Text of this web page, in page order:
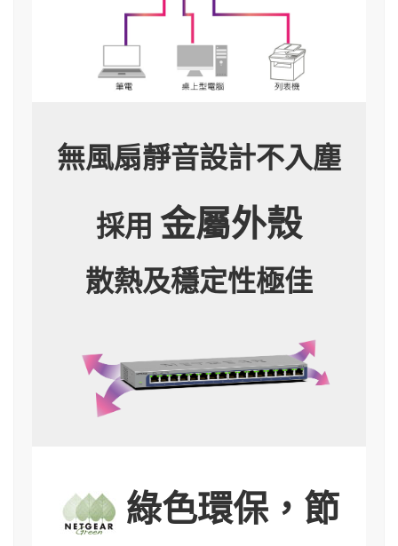
無風扇靜音設計不入塵
採用 金屬外殼
散熱及穩定性極佳
綠色環保，節